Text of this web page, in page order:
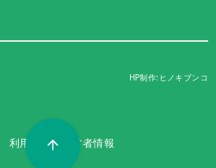
HP制作:ヒノキブンコ
利用規約 運営者情報